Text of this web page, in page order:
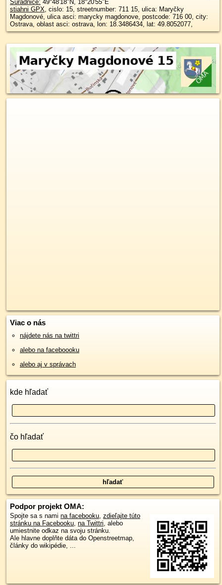
Súradnice: 49°48'18"N, 18°20'55"E
stiahni GPX, cislo: 15, streetnumber: 711 15, ulica: Maryčky
Magdonové, ulica asci: marycky magdonove, postcode: 716 00, city:
Ostrava, oblast asci: ostrava, lon: 18.3486434, lat: 49.8052077,
Viac o nás
nájdete nás na twittri
alebo na faceboooku
alebo aj v správach
kde hľadať
čo hľadať
Podpor projekt OMA:
Spojte sa s nami na facebooku, zdieľajte túto
stránku na Facebooku, na Twittri, alebo
umiestnite odkaz na svoju stránku.
Ale hlavne doplňte dáta do Openstreetmap,
články do wikipédie, ...